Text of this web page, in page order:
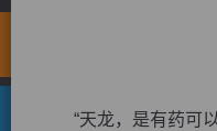
“天龙，是有药可以